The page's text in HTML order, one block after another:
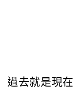
過去就是現在